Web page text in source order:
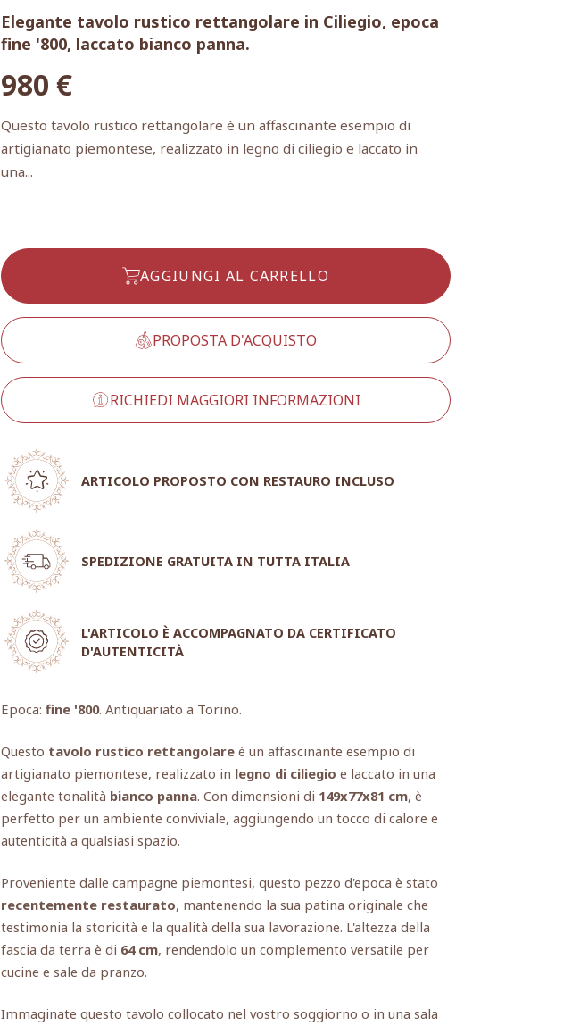
Elegante tavolo rustico rettangolare in Ciliegio, epoca
fine '800, laccato bianco panna.
980 €
Questo tavolo rustico rettangolare è un affascinante esempio di
artigianato piemontese, realizzato in legno di ciliegio e laccato in
una...
AGGIUNGI AL CARRELLO
PROPOSTA D'ACQUISTO
RICHIEDI MAGGIORI INFORMAZIONI
ARTICOLO PROPOSTO CON RESTAURO INCLUSO
SPEDIZIONE GRATUITA IN TUTTA ITALIA
L'ARTICOLO È ACCOMPAGNATO DA CERTIFICATO
D'AUTENTICITÀ
Epoca: fine '800. Antiquariato a Torino.
Questo tavolo rustico rettangolare è un affascinante esempio di
artigianato piemontese, realizzato in legno di ciliegio e laccato in una
elegante tonalità bianco panna. Con dimensioni di 149x77x81 cm, è
perfetto per un ambiente conviviale, aggiungendo un tocco di calore e
autenticità a qualsiasi spazio.
Proveniente dalle campagne piemontesi, questo pezzo d'epoca è stato
recentemente restaurato, mantenendo la sua patina originale che
testimonia la storicità e la qualità della sua lavorazione. L'altezza della
fascia da terra è di 64 cm, rendendolo un complemento versatile per
cucine e sale da pranzo.
Immaginate questo tavolo collocato nel vostro soggiorno o in una sala